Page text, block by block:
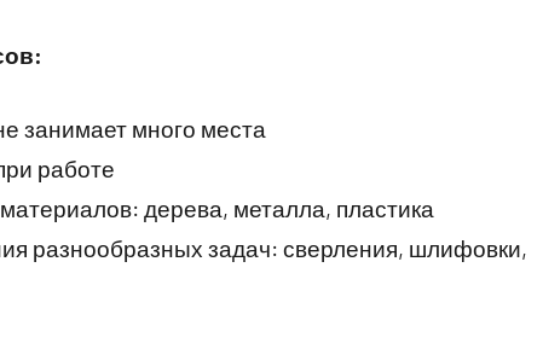
занимает много места
работе
дерева, металла, пластика
разнообразных задач: сверления, шлифовки,